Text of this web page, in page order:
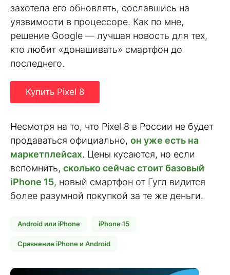
захотела его обновлять, сославшись на
уязвимости в процессоре. Как по мне,
решение Google — лучшая новость для тех,
кто любит «донашивать» смартфон до
последнего.
Купить Pixel 8
Несмотря на то, что Pixel 8 в России не будет
продаваться официально, он уже есть на
маркетплейсах. Цены кусаются, но если
вспомнить, сколько сейчас стоит базовый
iPhone 15, новый смартфон от Гугл видится
более разумной покупкой за те же деньги.
Android или iPhone iPhone 15
Сравнение iPhone и Android